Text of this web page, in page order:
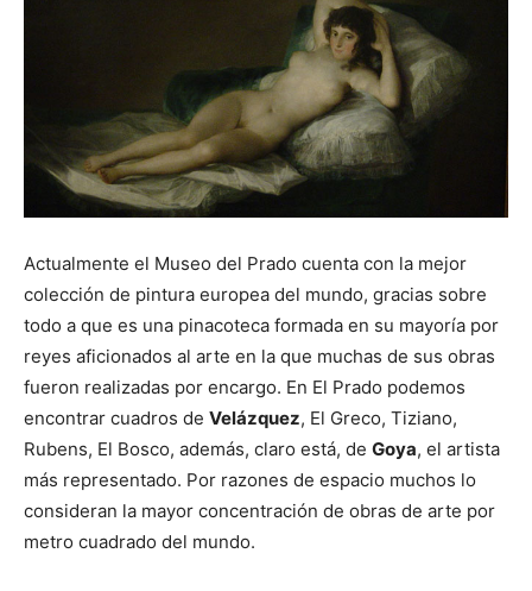
Actualmente el Museo del Prado cuenta con la mejor
colección de pintura europea del mundo, gracias sobre
todo a que es una pinacoteca formada en su mayoría por
reyes aficionados al arte en la que muchas de sus obras
fueron realizadas por encargo. En El Prado podemos
encontrar cuadros de Velázquez, El Greco, Tiziano,
Rubens, El Bosco, además, claro está, de Goya, el artista
más representado. Por razones de espacio muchos lo
consideran la mayor concentración de obras de arte por
metro cuadrado del mundo.